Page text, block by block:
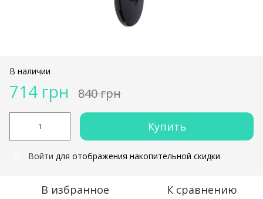
В наличии
714 грн 840 грн
Купить
Войти для отображения накопительной скидки
В избранное К сравнению